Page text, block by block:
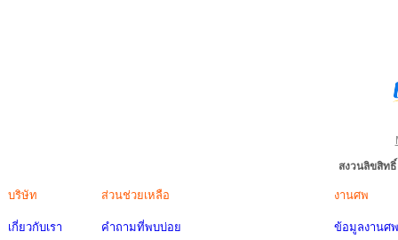
สงวนลิขสิท
บริษัท
เกี่ยวกับเรา
ส่วนช่วยเหลือ
คำถามที่พบบ่อย
งานศพ
ข้อมูลงานศพ